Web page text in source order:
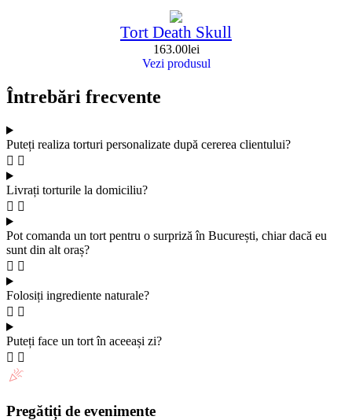
Tort Death Skull
163.00lei
Vezi produsul
Întrebări frecvente
Puteți realiza torturi personalizate după cererea clientului?
Livrați torturile la domiciliu?
Pot comanda un tort pentru o surpriză în București, chiar dacă eu
sunt din alt oraș?
Folosiți ingrediente naturale?
Puteți face un tort în aceeași zi?
Pregătiți de evenimente